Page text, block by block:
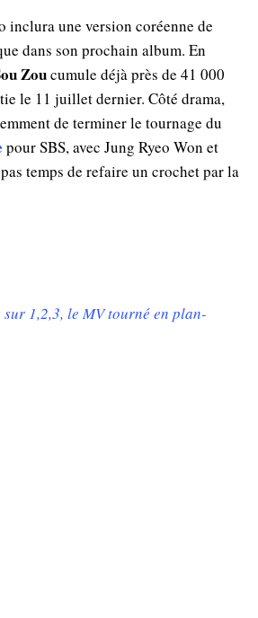
inclura une version coréenne de
dans son prochain album. En
Zoucumule déjà près de 41 000
le 11 juillet dernier. Côté drama,
de terminer le tournage du
pour SBS, avec Jung Ryeo Won et
temps de refaire un crochet par la
sur 1,2,3, le MV tourné en plan-